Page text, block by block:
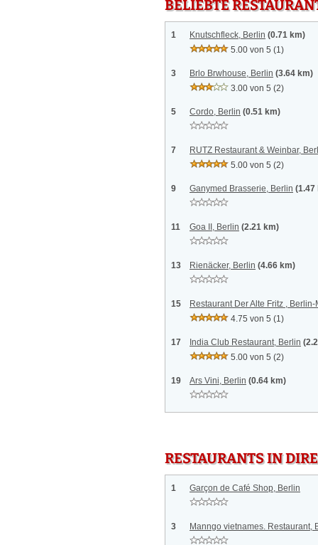
BELIEBTE
1 Knutschfleck, Berlin (0.71 km)
5.00 von 5 (1)
3 Brlo Brwhouse, Berlin (3.64 km)
3.00 von 5 (2)
5 Cordo, Berlin (0.51 km)
7
RUTZ Restaurant & Weinbar,
5.00 von 5 (2)
9 Ganymed Brasserie, Berlin (1.47
11 Goa II, Berlin (2.21 km)
13 Rienäcker, Berlin (4.66 km)
15
Restaurant Der Alte Fritz , Berlin-
4.75 von 5 (1)
17 India Club Restaurant, Berlin
5.00 von 5 (2)
19 Ars Vini, Berlin (0.64 km)
RESTAURANTS IN
1 Garçon de Café Shop, Berlin
3 Manngo vietnames. Restaurant,